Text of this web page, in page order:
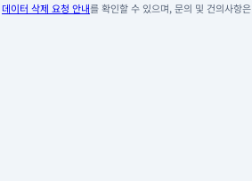
데이터 삭제 요청 안내를 확인할 수 있으며, 문의 및 건의사항은